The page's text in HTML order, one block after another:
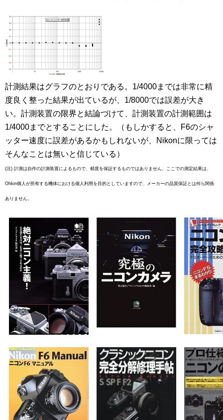
計測結果はグラフのとおりである。1/4000までは非常に精
度良く整った結果が出ているが、1/8000では誤差が大き
い。計測装置の限界と結論づけて、計測装置の計測範囲は
1/4000までとすることにした。（もしかすると、F6のシャ
ッター速度に誤差があるかもしれないが、Nikonに限っては
そんなことは無いと信じている）
(注) 計測は自作の計測装置によるもので、精度を保証するものではありません。ここでの測定結果は、
Ohkin個人が所有する機体における個人利用を目的としていますので、メーカーの品質保証とは何ら関係
ありません。